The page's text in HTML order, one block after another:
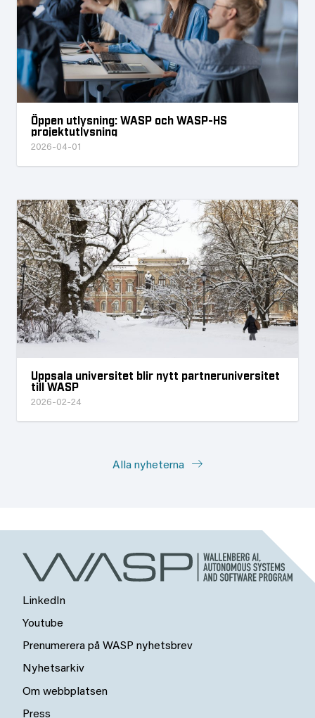
Öppen utlysning: WASP och WASP-HS
projektutlysning
2026-04-01
Uppsala universitet blir nytt partneruniversitet
till WASP
2026-02-24
Alla nyheterna
LinkedIn
Youtube
Prenumerera på WASP nyhetsbrev
Nyhetsarkiv
Om webbplatsen
Press